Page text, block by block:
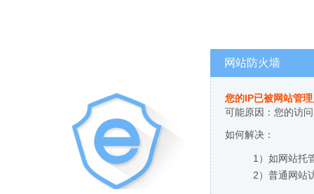
网站防火墙
您的IP已被网站管
可能原因：您的访
如何解决：
1）如网站托
2）普通网站